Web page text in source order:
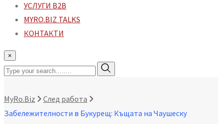
УСЛУГИ B2B
MYRO.BIZ TALKS
КОНТАКТИ
×
MyRo.Biz
След работа
Забележителности в Букурещ: Къщата на Чаушеску